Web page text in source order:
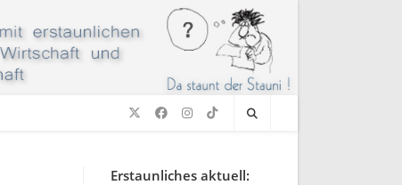
Erstaunliches aktuell: